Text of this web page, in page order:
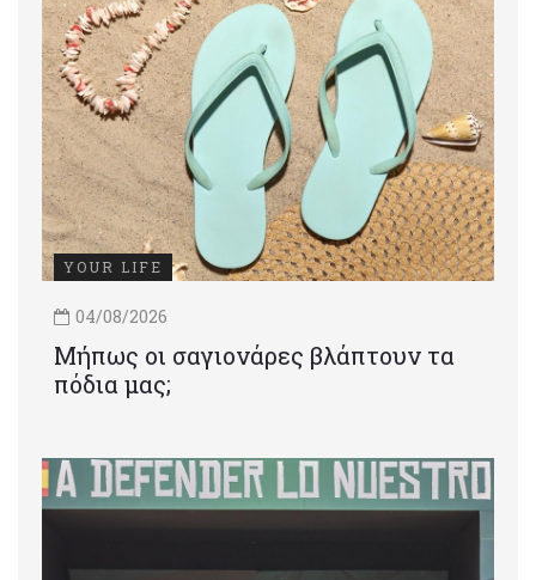
YOUR LIFE
04/08/2026
Μήπως οι σαγιονάρες βλάπτουν τα
πόδια μας;